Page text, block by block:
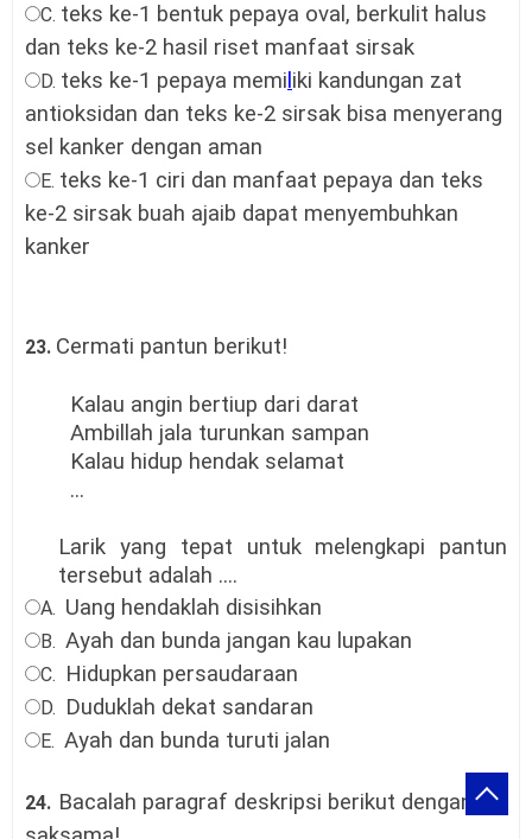
C. teks ke-1 bentuk pepaya oval, berkulit halus
dan teks ke-2 hasil riset manfaat sirsak
D. teks ke-1 pepaya memi iki kandungan zat
antioksidan dan teks ke-2 sirsak bisa menyerang
sel kanker dengan aman
E. teks ke-1 ciri dan manfaat pepaya dan teks
ke-2 sirsak buah ajaib dapat menyembuhkan
kanker
23. Cermati pantun berikut!
Kalau angin bertiup dari darat
Ambillah jala turunkan sampan
Kalau hidup hendak selamat
...
Larik yang tepat untuk melengkapi pantun
tersebut adalah ....
A. Uang hendaklah disisihkan
B. Ayah dan bunda jangan kau lupakan
C. Hidupkan persaudaraan
D. Duduklah dekat sandaran
E. Ayah dan bunda turuti jalan
24. Bacalah paragraf deskripsi berikut dengan